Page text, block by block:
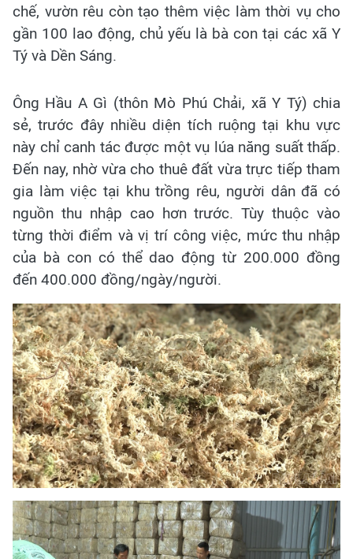
chế, vườn rêu còn tạo thêm việc làm thời vụ cho
gần 100 lao động, chủ yếu là bà con tại các xã Y
Tý và Dền Sáng.
Ông Hầu A Gì (thôn Mò Phú Chải, xã Y Tý) chia
sẻ, trước đây nhiều diện tích ruộng tại khu vực
này chỉ canh tác được một vụ lúa năng suất thấp.
Đến nay, nhờ vừa cho thuê đất vừa trực tiếp tham
gia làm việc tại khu trồng rêu, người dân đã có
nguồn thu nhập cao hơn trước. Tùy thuộc vào
từng thời điểm và vị trí công việc, mức thu nhập
của bà con có thể dao động từ 200.000 đồng
đến 400.000 đồng/ngày/người.